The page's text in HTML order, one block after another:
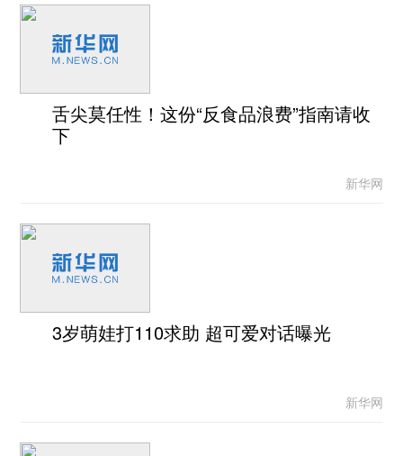
舌尖莫任性！这份“反食品浪费”指南请收
下
新华网
3岁萌娃打110求助 超可爱对话曝光
新华网